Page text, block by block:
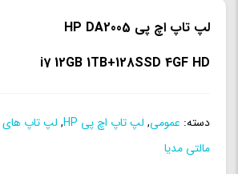
لپ تاپ اچ پی HP DA2005
i7 12GB 1TB+128SSD 4GF HD
دسته: عمومی, لپ تاپ اچ پی HP , لپ تاپ های
مالتی مدیا